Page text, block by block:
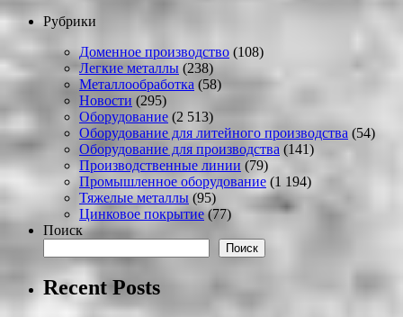
Рубрики
Доменное производство (108)
Легкие металлы (238)
Металлообработка (58)
Новости (295)
Оборудование (2 513)
Оборудование для литейного производства (54)
Оборудование для производства (141)
Производственные линии (79)
Промышленное оборудование (1 194)
Тяжелые металлы (95)
Цинковое покрытие(77)
Поиск
Поиск
Recent Posts